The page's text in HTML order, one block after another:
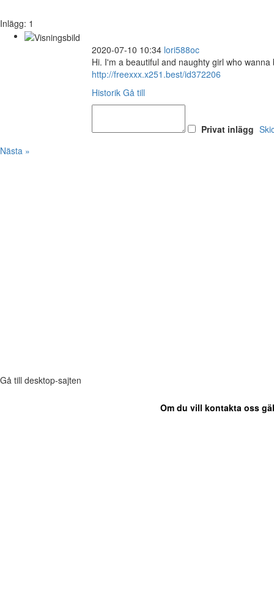
Inlägg: 1
2020-07-10 10:34 lori588oc
Hi. I'm a beautiful and naughty girl who
http://freexxx.x251.best/id372206
Historik Gå till
Privat inlägg
Nästa »
Gå till desktop-sajten
Om du vill kontakta oss